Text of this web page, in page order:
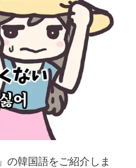
」の韓国語をご紹介しま